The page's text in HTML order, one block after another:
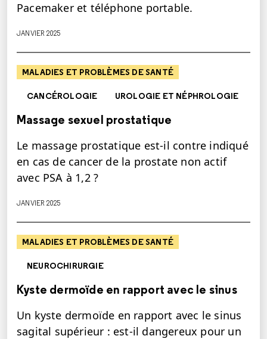
Pacemaker et téléphone portable.
JANVIER 2025
MALADIES ET PROBLÈMES DE SANTÉ
CANCÉROLOGIE UROLOGIE ET NÉPHROLOGIE
Massage sexuel prostatique
Le massage prostatique est-il contre indiqué
en cas de cancer de la prostate non actif
avec PSA à 1,2 ?
JANVIER 2025
MALADIES ET PROBLÈMES DE SANTÉ
NEUROCHIRURGIE
Kyste dermoïde en rapport avec le sinus
Un kyste dermoïde en rapport avec le sinus
sagital supérieur : est-il dangereux pour un